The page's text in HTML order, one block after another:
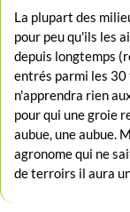
La plupart des
pour peu qu'ils les
depuis longtemps
entrés parmi les 30
n'apprendra rien
pour qui une groie
aubue, une aubue.
agronome qui ne
de terroirs il aura